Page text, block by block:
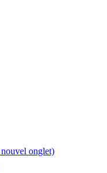
onglet)